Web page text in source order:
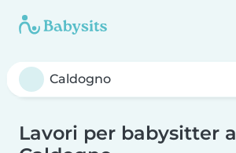
Lavori per babysitter a